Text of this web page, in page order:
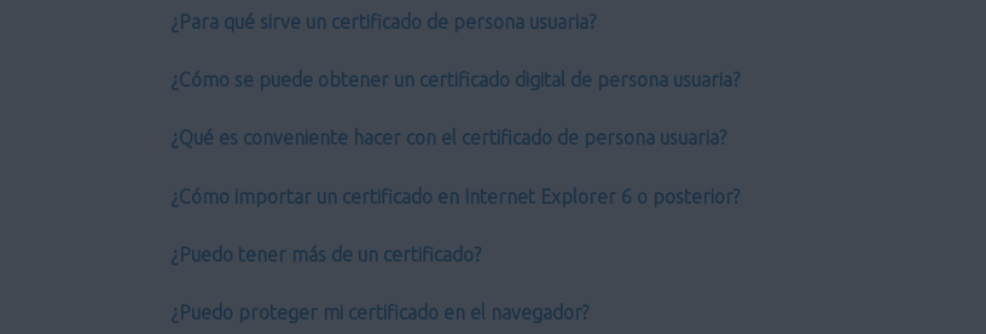
¿Para qué sirve un certificado de persona usuaria?
¿Cómo se puede obtener un certificado digital de persona usuaria?
¿Qué es conveniente hacer con el certificado de persona usuaria?
¿Cómo importar un certificado en Internet Explorer 6 o posterior?
¿Puedo tener más de un certificado?
¿Puedo proteger mi certificado en el navegador?